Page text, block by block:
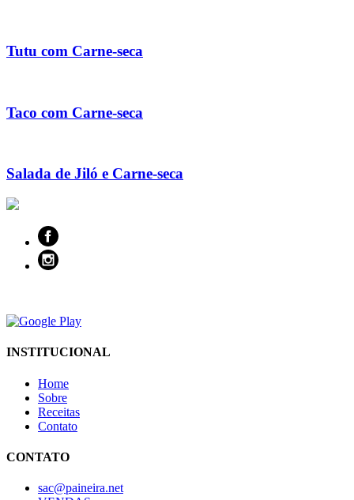
Tutu com Carne-seca
Taco com Carne-seca
Salada de Jiló e Carne-seca
INSTITUCIONAL
Home
Sobre
Receitas
Contato
CONTATO
sac@paineira.net